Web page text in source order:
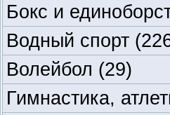
Бокс и
Водный спорт
Волейбол (29)
Гимнастика,